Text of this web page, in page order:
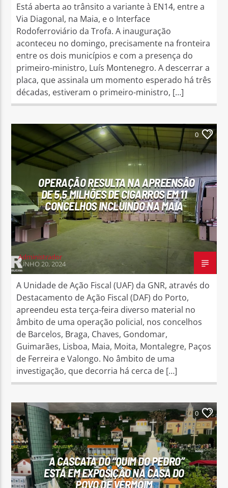
Está aberta ao trânsito a variante à EN14, entre a
Via Diagonal, na Maia, e o Interface
Rodoferroviário da Trofa. A inauguração
aconteceu no domingo, precisamente na fronteira
entre os dois municípios e com a presença do
primeiro-ministro, Luís Montenegro. A descerrar a
placa, que assinala um momento esperado há três
décadas, estiveram o primeiro-ministro, […]
0
OPERAÇÃO RESULTA NA APREENSÃO
DE 5,5 MILHÕES DE CIGARROS EM 11
CONCELHOS INCLUINDO NA MAIA
Administrador
JUNHO 20, 2024
A Unidade de Ação Fiscal (UAF) da GNR, através do
Destacamento de Ação Fiscal (DAF) do Porto,
apreendeu esta terça-feira diverso material no
âmbito de uma operação policial, nos concelhos
de Barcelos, Braga, Chaves, Gondomar,
Guimarães, Lisboa, Maia, Moita, Montalegre, Paços
de Ferreira e Valongo. No âmbito de uma
investigação, que decorria há cerca de […]
0
A CASCATA DO “QUIM DO PEDRO”
ESTÁ EM EXPOSIÇÃO NA CASA DO
POVO DE VERMOIM